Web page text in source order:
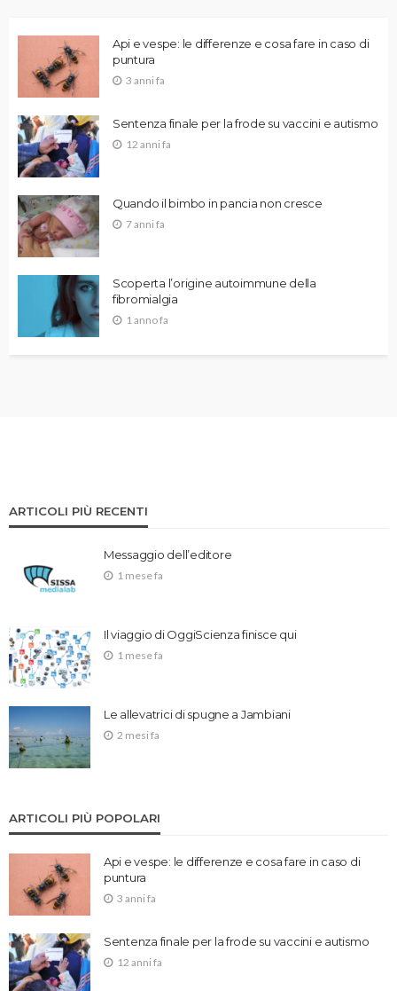
Api e vespe: le differenze e cosa fare in caso di
puntura
3 anni fa
Sentenza finale per la frode su vaccini e autismo
12 anni fa
Quando il bimbo in pancia non cresce
7 anni fa
Scoperta l’origine autoimmune della
fibromialgia
1 anno fa
ARTICOLI PIÙ RECENTI
Messaggio dell’editore
1 mese fa
Il viaggio di OggiScienza finisce qui
1 mese fa
Le allevatrici di spugne a Jambiani
2 mesi fa
ARTICOLI PIÙ POPOLARI
Api e vespe: le differenze e cosa fare in caso di
puntura
3 anni fa
Sentenza finale per la frode su vaccini e autismo
12 anni fa